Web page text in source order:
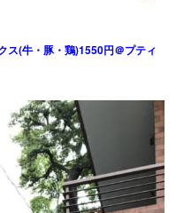
ビ
シ
ス(牛・豚・鶏)1550円＠プティ